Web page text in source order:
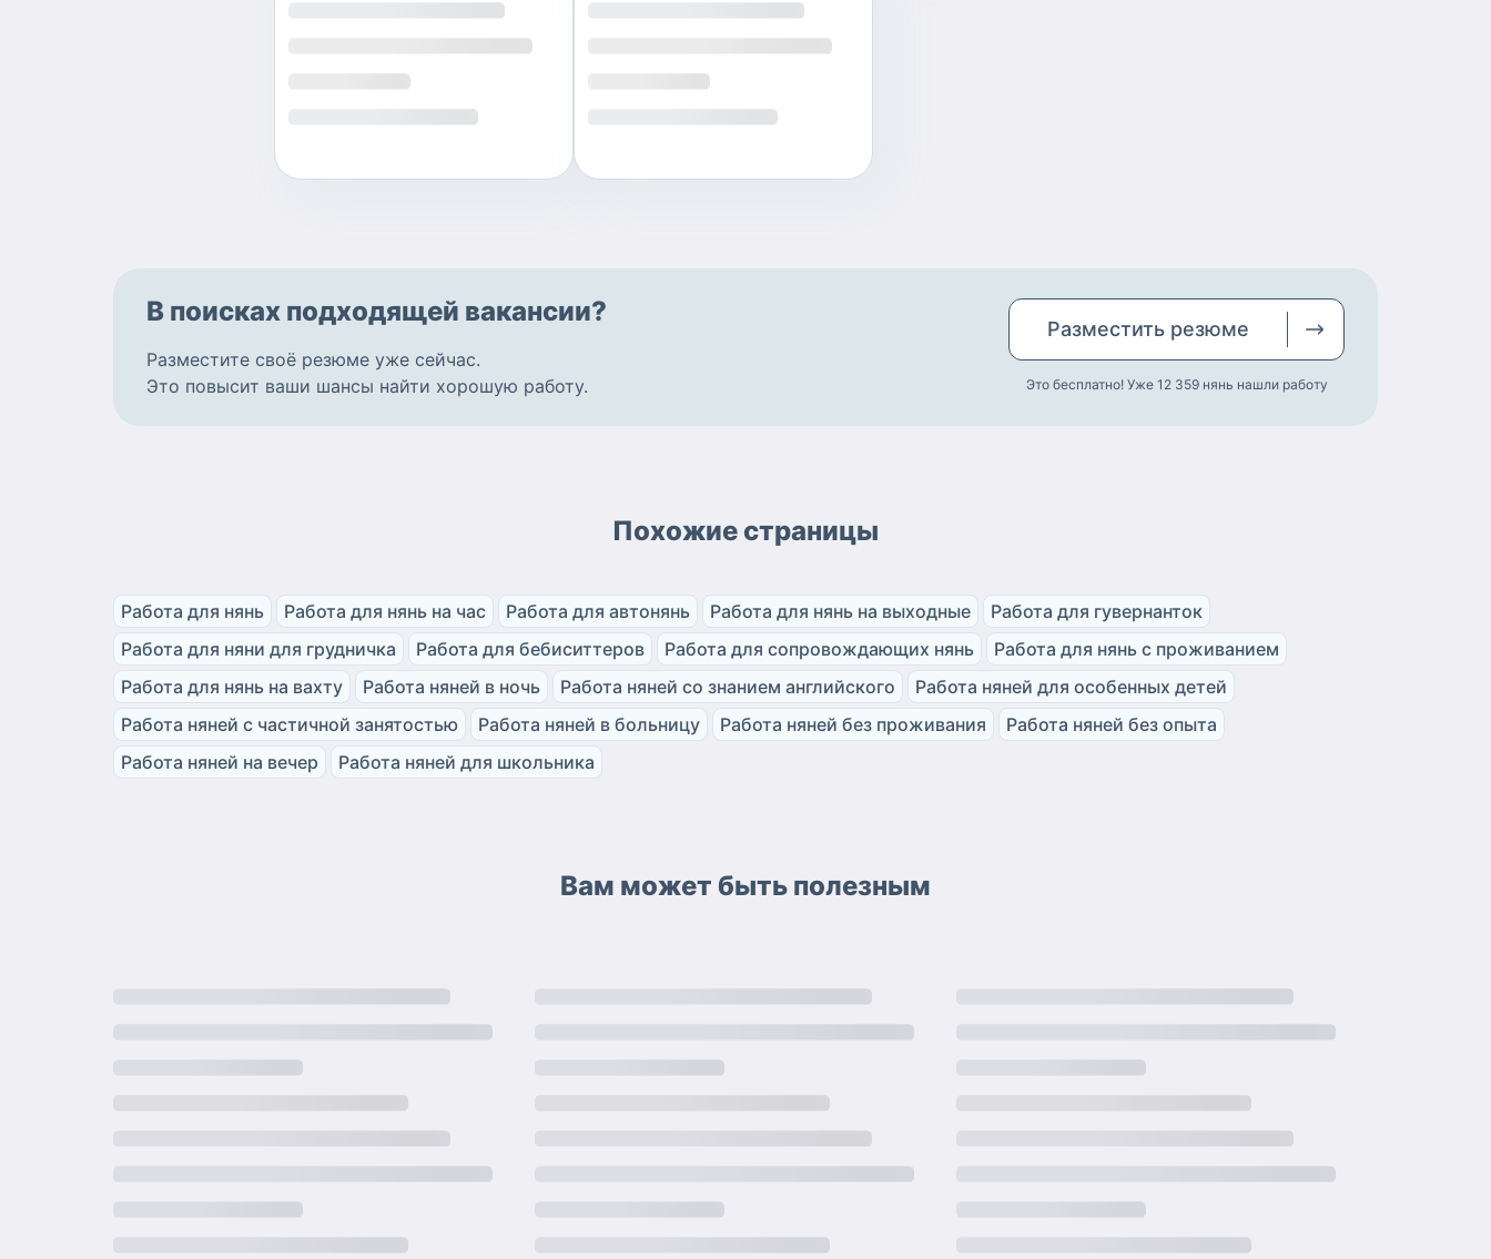
В поисках подходящей вакансии?
Разместите своё резюме уже сейчас.
Это повысит ваши шансы найти хорошую работу.
Разместить резюме
Это бесплатно! Уже 12 359 нянь нашли работу
Похожие страницы
Работа для нянь Работа для нянь на час Работа для автонянь Работа для нянь на выходные
Работа для гувернанток
Работа для няни для грудничка
Работа для бебиситтеров Работа для сопровождающих нянь
Работа для нянь с проживанием
Работа для нянь на вахту
Работа няней в ночь Работа няней со знанием английского
Работа няней для особенных детей
Работа няней с частичной занятостью
Работа няней в больницу Работа няней без проживания
Работа няней без опыта
Работа няней на вечер
Работа няней для школьника
Вам может быть полезным